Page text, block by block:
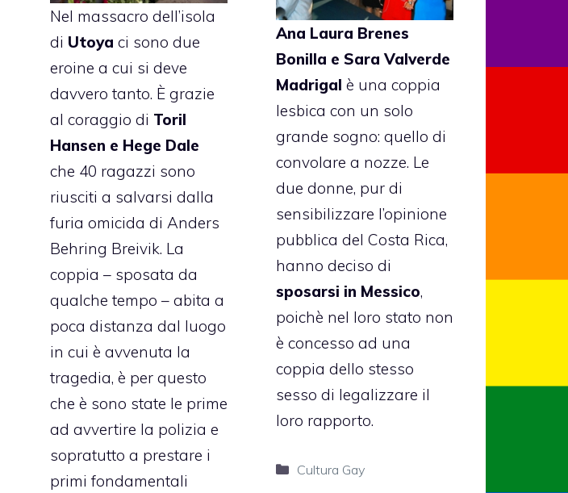
Nel massacro dell’isola
di Utoya ci sono due
eroine a cui si deve
davvero tanto. È grazie
al coraggio di Toril
Hansen e Hege Dale
che 40 ragazzi sono
riusciti a salvarsi dalla
furia omicida di Anders
Behring Breivik. La
coppia – sposata da
qualche tempo – abita a
poca distanza dal luogo
in cui è avvenuta la
tragedia, è per questo
che è sono state le prime
ad avvertire la polizia e
sopratutto a prestare i
primi fondamentali
Ana Laura Brenes
Bonilla e Sara Valverde
Madrigal è una coppia
lesbica con un solo
grande sogno: quello di
convolare a nozze. Le
due donne, pur di
sensibilizzare l’opinione
pubblica del Costa Rica,
hanno deciso di
sposarsi in Messico,
poichè nel loro stato non
è concesso ad una
coppia dello stesso
sesso di legalizzare il
loro rapporto.
Categorie
Cultura Gay